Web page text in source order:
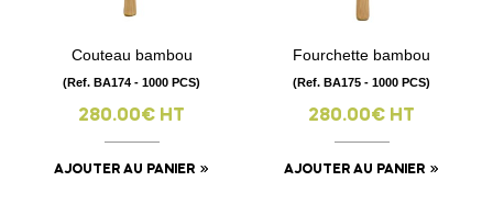
Couteau bambou
(Ref. BA174 - 1000 PCS)
280.00€ HT
AJOUTER AU PANIER
Fourchette bambou
(Ref. BA175 - 1000 PCS)
280.00€ HT
AJOUTER AU PANIER